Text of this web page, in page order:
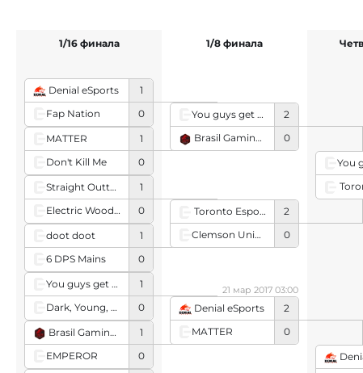
Denial eSports
1
Fap Nation
0
MATTER
1
Don't Kill Me
0
Straight Outta Comp Queue
1
Electric Wood Grain
0
doot doot
1
6 DPS Mains
0
You guys get paid?
1
Dark, Young, and Thiccc
0
Brasil Gaming House Red
1
EMPEROR
0
1/16 финала
You guys get paid?
2
Brasil Gaming House Red
0
Toronto Esports
2
Clemson University
0
Denial eSports
2
MATTER
0
21 мар 2017 03:00
1/8 финала